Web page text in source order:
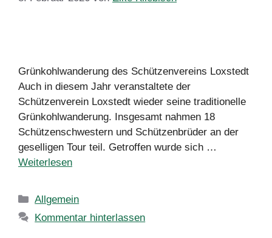
Grünkohlwanderung des Schützenvereins Loxstedt
Auch in diesem Jahr veranstaltete der
Schützenverein Loxstedt wieder seine traditionelle
Grünkohlwanderung. Insgesamt nahmen 18
Schützenschwestern und Schützenbrüder an der
geselligen Tour teil. Getroffen wurde sich …
Weiterlesen
Kategorien
Allgemein
Kommentar hinterlassen